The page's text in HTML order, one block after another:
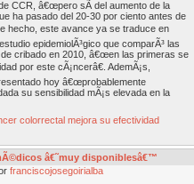
CCR, â€œpero sÃ­ del aumento de la
ha pasado del 20-30 por ciento antes de
hecho, este avance ya se traduce en
epidemiolÃ³gico que comparÃ³ las
cribado en 2010, â€œen las primeras se
por este cÃ¡ncerâ€. AdemÃ¡s,
hoy â€œprobablemente
su sensibilidad mÃ¡s elevada en la
colorrectal mejora su efectividad
â€˜muy disponiblesâ€™
franciscojosegoirialba